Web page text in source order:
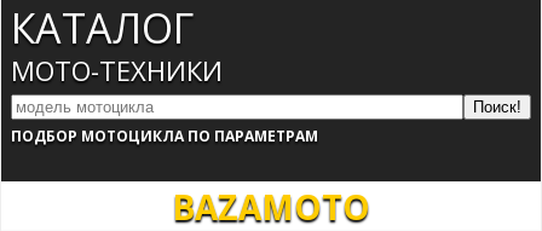
КАТАЛОГ
МОТО-ТЕХНИКИ
ПОДБОР МОТОЦИКЛА ПО ПАРАМЕТРАМ
BAZAMOTO